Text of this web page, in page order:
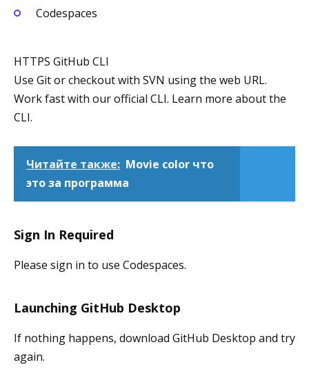
Codespaces
HTTPS GitHub CLI
Use Git or checkout with SVN using the web URL.
Work fast with our official CLI. Learn more about the
CLI.
Читайте также: Movie color что
это за программа
Sign In Required
Please sign in to use Codespaces.
Launching GitHub Desktop
If nothing happens, download GitHub Desktop and try
again.